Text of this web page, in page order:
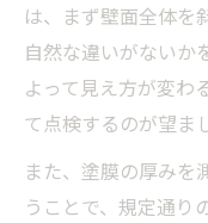
は、まず壁面全体を
自然な違いがないか
よって見え方が変わ
て点検するのが望ま
また、塗膜の厚みを
うことで、規定通り